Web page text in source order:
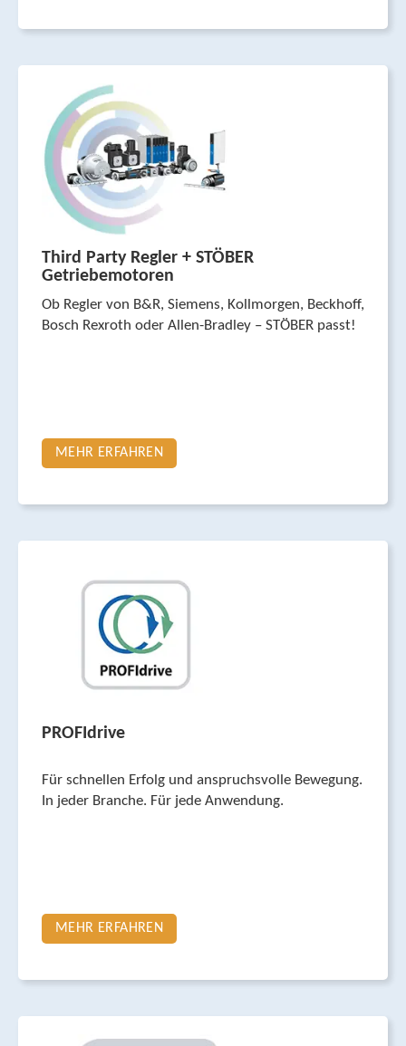
Third Party Regler + STÖBER
Getriebemotoren
Ob Regler von B&R, Siemens, Koll­morgen, Beckhoff,
Bosch Rexroth oder Allen-Bradley – STÖBER passt!
MEHR ERFAHREN
PROFIdrive
Für schnellen Erfolg und an­spruchsvolle Bewegung.
In jeder Branche. Für jede Anwendung.
MEHR ERFAHREN